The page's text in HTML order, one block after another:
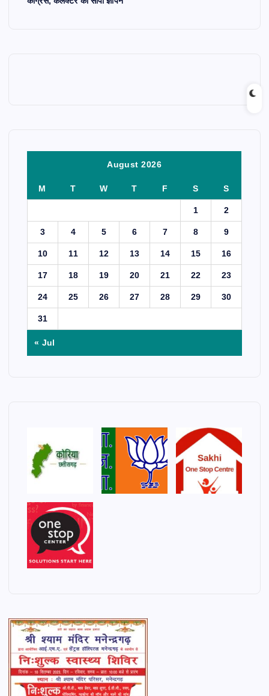
August 2026
M T W T F S S
1 2
3 4 5 6 7 8 9
10 11 12 13 14 15 16
17 18 19 20 21 22 23
24 25 26 27 28 29 30
31
« Jul